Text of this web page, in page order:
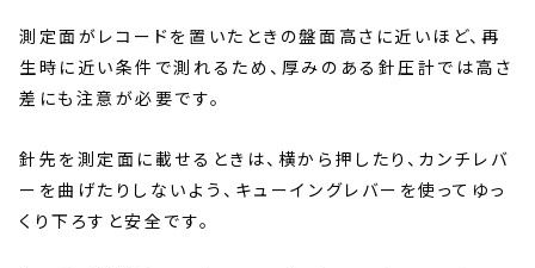
測定面がレコードを置いたときの盤面高さに近いほど、再
生時に近い条件で測れるため、厚みのある針圧計では高さ
差にも注意が必要です。
針先を測定面に載せるときは、横から押したり、カンチレバ
ーを曲げたりしないよう、キューイングレバーを使ってゆっ
くり下ろすと安全です。